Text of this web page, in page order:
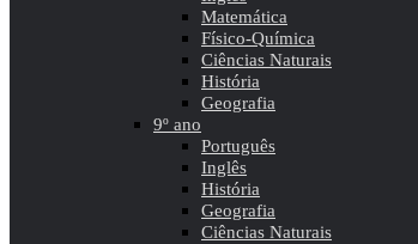
Matemática
Físico-Química
Ciências Naturais
História
Geografia
9º ano
Português
Inglês
História
Geografia
Ciências Naturais